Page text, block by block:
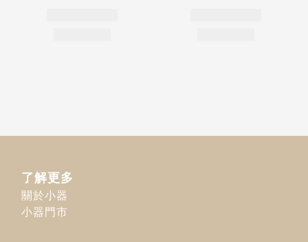
了解更多
關於小器
小器門市